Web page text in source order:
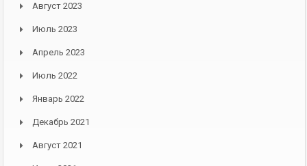
Август 2023
Июль 2023
Апрель 2023
Июль 2022
Январь 2022
Декабрь 2021
Август 2021